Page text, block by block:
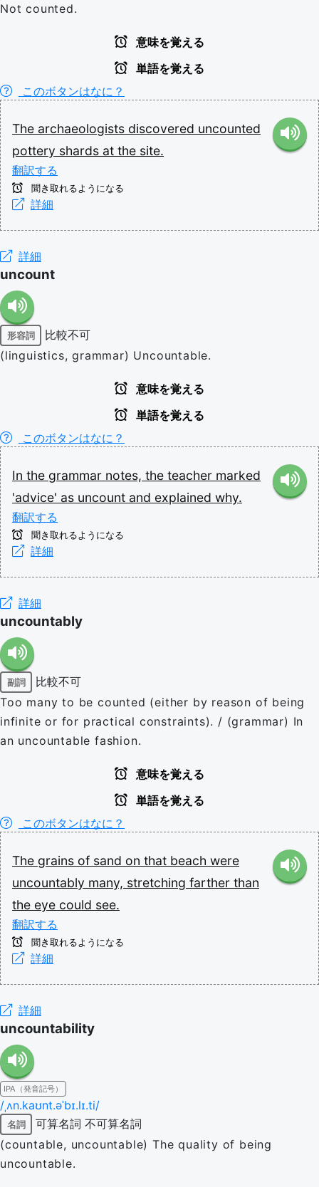
Not counted.
意味を覚える
単語を覚える
このボタンはなに？
The archaeologists discovered uncounted
pottery shards at the site.
翻訳する
聞き取れるようになる
詳細
詳細
uncount
形容詞
比較不可
(linguistics, grammar) Uncountable.
意味を覚える
単語を覚える
このボタンはなに？
In the grammar notes, the teacher marked
'advice' as uncount and explained why.
翻訳する
聞き取れるようになる
詳細
詳細
uncountably
副詞
比較不可
Too many to be counted (either by reason of being
infinite or for practical constraints). / (grammar) In
an uncountable fashion.
意味を覚える
単語を覚える
このボタンはなに？
The grains of sand on that beach were
uncountably many, stretching farther than
the eye could see.
翻訳する
聞き取れるようになる
詳細
詳細
uncountability
IPA（発音記号）
/ˌʌn.kaʊnt.əˈbɪ.lɪ.ti/
名詞 可算名詞 不可算名詞
(countable, uncountable) The quality of being
uncountable.